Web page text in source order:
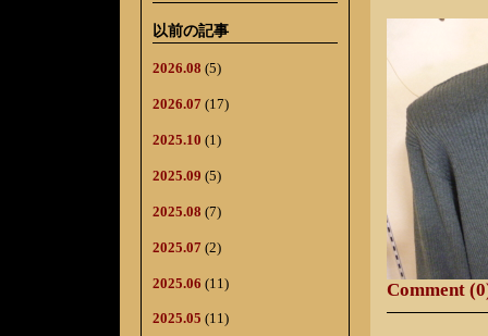
以前の記事
2026.08 (5)
2026.07 (17)
2025.10 (1)
2025.09 (5)
2025.08 (7)
2025.07 (2)
2025.06 (11)
2025.05 (11)
Comment